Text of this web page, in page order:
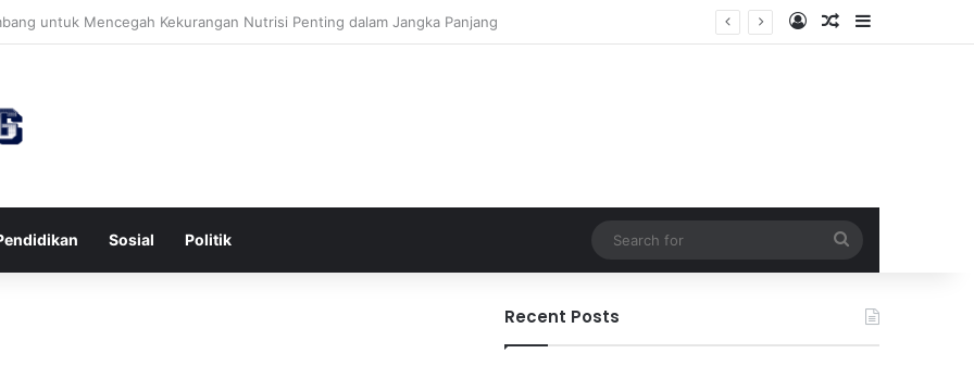
untuk Kesehatan Jantung dan Peningkatan Ketenangan Mental Log InRandom Article
Sidebar
Sosial Politik
for
Recent Posts